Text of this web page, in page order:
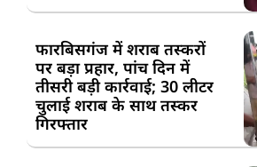
फारबिसगंज में शराब तस्करों
पर बड़ा प्रहार, पांच दिन में
तीसरी बड़ी कार्रवाई; 30 लीटर
चुलाई शराब के साथ तस्कर
गिरफ्तार